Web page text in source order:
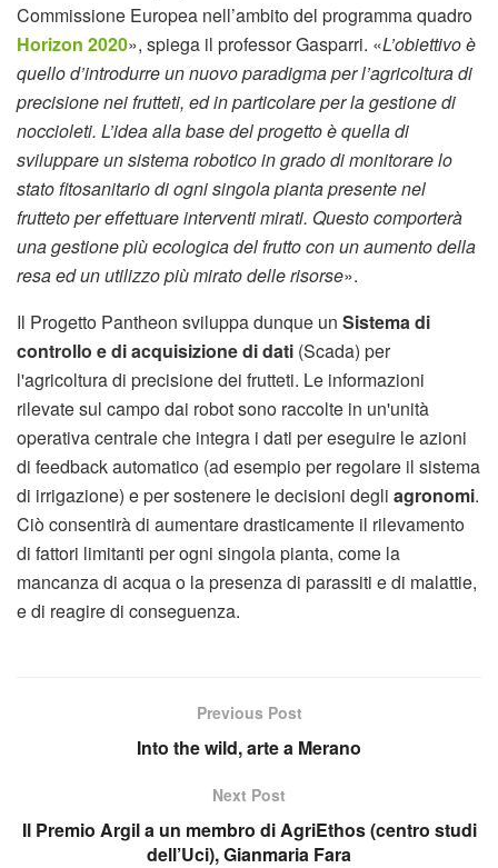
Commissione Europea nell’ambito del programma quadro
Horizon 2020», spiega il professor Gasparri. «L’obiettivo è
quello d’introdurre un nuovo paradigma per l’agricoltura di
precisione nei frutteti, ed in particolare per la gestione di
noccioleti. L’idea alla base del progetto è quella di
sviluppare un sistema robotico in grado di monitorare lo
stato fitosanitario di ogni singola pianta presente nel
frutteto per effettuare interventi mirati. Questo comporterà
una gestione più ecologica del frutto con un aumento della
resa ed un utilizzo più mirato delle risorse».
Il Progetto Pantheon sviluppa dunque un Sistema di
controllo e di acquisizione di dati (Scada) per
l'agricoltura di precisione dei frutteti. Le informazioni
rilevate sul campo dai robot sono raccolte in un'unità
operativa centrale che integra i dati per eseguire le azioni
di feedback automatico (ad esempio per regolare il sistema
di irrigazione) e per sostenere le decisioni degli agronomi.
Ciò consentirà di aumentare drasticamente il rilevamento
di fattori limitanti per ogni singola pianta, come la
mancanza di acqua o la presenza di parassiti e di malattie,
e di reagire di conseguenza.
Previous Post
Into the wild, arte a Merano
Next Post
Il Premio Argil a un membro di AgriEthos (centro studi
dell’Uci), Gianmaria Fara